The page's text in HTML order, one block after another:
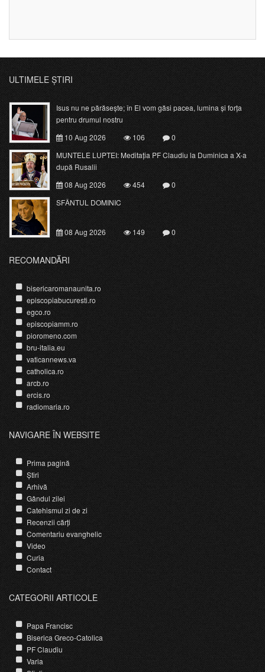
ULTIMELE ȘTIRI
Isus nu ne părăsește; în El vom găsi pacea, lumina și forța
pentru drumul nostru
10 Aug 2026
106
0
MUNTELE LUPTEI: Meditația PF Claudiu la Duminica a X-a
după Rusalii
08 Aug 2026
454
0
SFÂNTUL DOMINIC
08 Aug 2026 149 0
RECOMANDĂRI
bisericaromanaunita.ro
episcopiabucuresti.ro
egco.ro
episcopiamm.ro
pioromeno.com
bru-italia.eu
vaticannews.va
catholica.ro
arcb.ro
ercis.ro
radiomaria.ro
NAVIGARE ÎN WEBSITE
Prima pagină
Știri
Arhivă
Gândul zilei
Catehismul zi de zi
Recenzii cărți
Comentariu evanghelic
Video
Curia
Contact
CATEGORII ARTICOLE
Papa Francisc
Biserica Greco-Catolica
PF Claudiu
Varia